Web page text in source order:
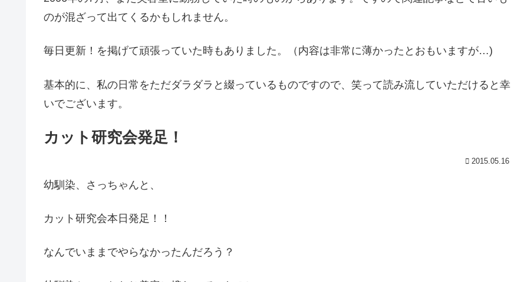
のが混ざって出てくるかもしれません。
毎日更新！を掲げて頑張っていた時もありました。（内容は非常に薄かったとおもいますが…)
基本的に、私の日常をただダラダラと綴っているものですので、笑って読み流していただけると幸
いでございます。
カット研究会発足！
2015.05.16
幼馴染、さっちゃんと、
カット研究会本日発足！！
なんでいままでやらなかったんだろう？